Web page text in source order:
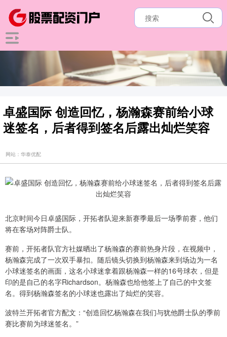
卓盛国际 创造回忆，杨瀚森赛前给小球
迷签名，后者得到签名后露出灿烂笑容
网站：华泰优配
北京时间今日卓盛国际，开拓者队迎来新赛季最后一场季前赛，他们
将在客场对阵爵士队。
赛前，开拓者队官方社媒晒出了杨瀚森的赛前热身片段，在视频中，
杨瀚森完成了一次双手暴扣。随后镜头切换到杨瀚森来到场边为一名
小球迷签名的画面，这名小球迷拿着跟杨瀚森一样的16号球衣，但是
印的是自己的名字Richardson。杨瀚森也给他签上了自己的中文签
名。得到杨瀚森签名的小球迷也露出了灿烂的笑容。
波特兰开拓者官方配文：“创造回忆杨瀚森在我们与犹他爵士队的季前
赛比赛前为球迷签名。”